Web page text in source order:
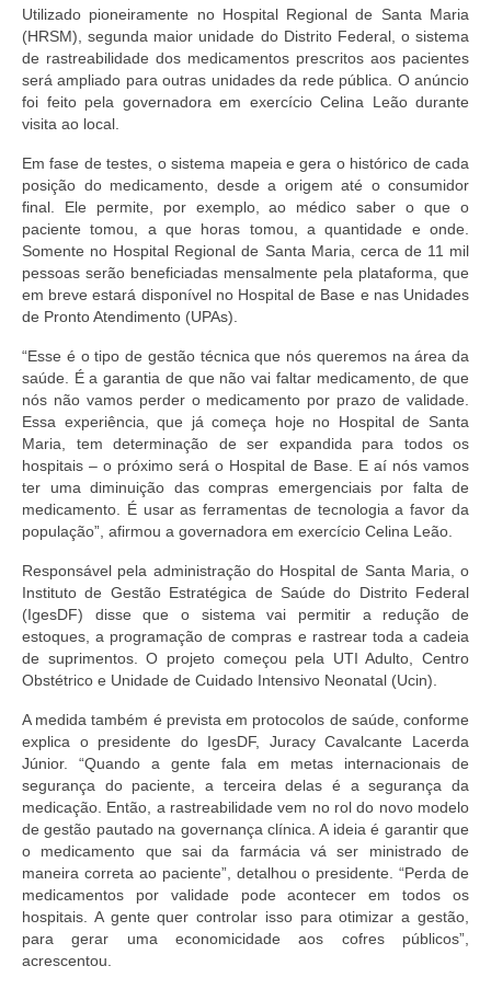
Utilizado pioneiramente no Hospital Regional de Santa Maria
(HRSM), segunda maior unidade do Distrito Federal, o sistema
de rastreabilidade dos medicamentos prescritos aos pacientes
será ampliado para outras unidades da rede pública. O anúncio
foi feito pela governadora em exercício Celina Leão durante
visita ao local.
Em fase de testes, o sistema mapeia e gera o histórico de cada
posição do medicamento, desde a origem até o consumidor
final. Ele permite, por exemplo, ao médico saber o que o
paciente tomou, a que horas tomou, a quantidade e onde.
Somente no Hospital Regional de Santa Maria, cerca de 11 mil
pessoas serão beneficiadas mensalmente pela plataforma, que
em breve estará disponível no Hospital de Base e nas Unidades
de Pronto Atendimento (UPAs).
“Esse é o tipo de gestão técnica que nós queremos na área da
saúde. É a garantia de que não vai faltar medicamento, de que
nós não vamos perder o medicamento por prazo de validade.
Essa experiência, que já começa hoje no Hospital de Santa
Maria, tem determinação de ser expandida para todos os
hospitais – o próximo será o Hospital de Base. E aí nós vamos
ter uma diminuição das compras emergenciais por falta de
medicamento. É usar as ferramentas de tecnologia a favor da
população”, afirmou a governadora em exercício Celina Leão.
Responsável pela administração do Hospital de Santa Maria, o
Instituto de Gestão Estratégica de Saúde do Distrito Federal
(IgesDF) disse que o sistema vai permitir a redução de
estoques, a programação de compras e rastrear toda a cadeia
de suprimentos. O projeto começou pela UTI Adulto, Centro
Obstétrico e Unidade de Cuidado Intensivo Neonatal (Ucin).
A medida também é prevista em protocolos de saúde, conforme
explica o presidente do IgesDF, Juracy Cavalcante Lacerda
Júnior. “Quando a gente fala em metas internacionais de
segurança do paciente, a terceira delas é a segurança da
medicação. Então, a rastreabilidade vem no rol do novo modelo
de gestão pautado na governança clínica. A ideia é garantir que
o medicamento que sai da farmácia vá ser ministrado de
maneira correta ao paciente”, detalhou o presidente. “Perda de
medicamentos por validade pode acontecer em todos os
hospitais. A gente quer controlar isso para otimizar a gestão,
para gerar uma economicidade aos cofres públicos”,
acrescentou.